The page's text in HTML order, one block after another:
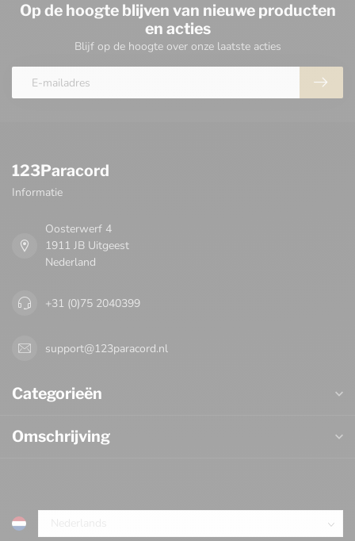
Op de hoogte blijven van nieuwe producten
en acties
Blijf op de hoogte over onze laatste acties
123Paracord
Informatie
Oosterwerf 4
1911 JB Uitgeest
Nederland
+31 (0)75 2040399
support@123paracord.nl
Categorieën
Omschrijving